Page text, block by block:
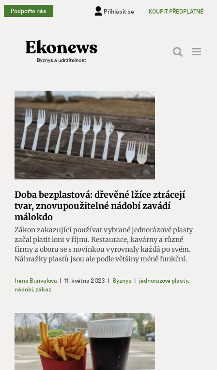
Přeskočit
na
Podpořte nás Přihlásit se KOUPIT PŘEDPLATNÉ
Doba bezplastová: dřevěné lžíce ztrácejí
tvar, znovupoužitelné nádobí zavádí
málokdo
Zákon zakazující používat vybrané jednorázové plasty
začal platit loni v říjnu. Restaurace, kavárny a různé
firmy z oboru se s novinkou vyrovnaly každá po svém.
Náhražky plastů jsou ale podle většiny méně funkční.
Irena Buřívalová | 11. května 2023 | Byznys | jednorázové plasty,
nádobí, zákaz